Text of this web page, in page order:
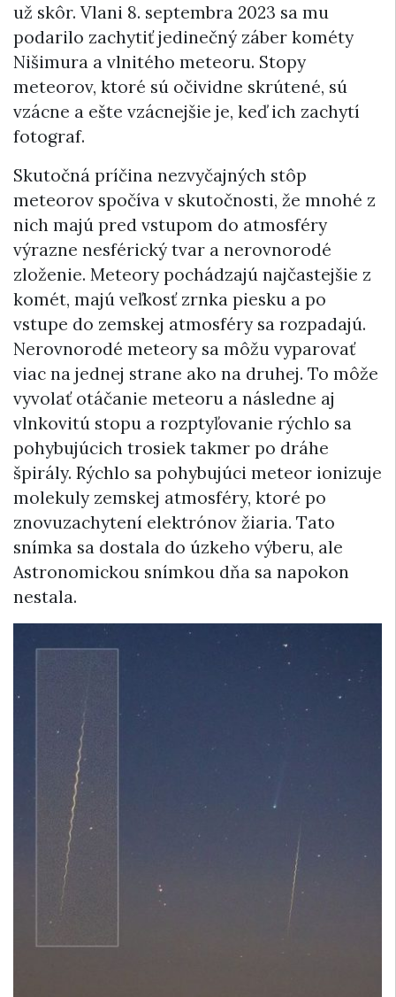
už skôr. Vlani 8. septembra 2023 sa mu
podarilo zachytiť jedinečný záber kométy
Nišimura a vlnitého meteoru. Stopy
meteorov, ktoré sú očividne skrútené, sú
vzácne a ešte vzácnejšie je, keď ich zachytí
fotograf.
Skutočná príčina nezvyčajných stôp
meteorov spočíva v skutočnosti, že mnohé z
nich majú pred vstupom do atmosféry
výrazne nesférický tvar a nerovnorodé
zloženie. Meteory pochádzajú najčastejšie z
komét, majú veľkosť zrnka piesku a po
vstupe do zemskej atmosféry sa rozpadajú.
Nerovnorodé meteory sa môžu vyparovať
viac na jednej strane ako na druhej. To môže
vyvolať otáčanie meteoru a následne aj
vlnkovitú stopu a rozptyľovanie rýchlo sa
pohybujúcich trosiek takmer po dráhe
špirály. Rýchlo sa pohybujúci meteor ionizuje
molekuly zemskej atmosféry, ktoré po
znovuzachytení elektrónov žiaria. Tato
snímka sa dostala do úzkeho výberu, ale
Astronomickou snímkou dňa sa napokon
nestala.